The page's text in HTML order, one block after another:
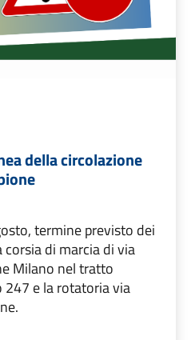
della circolazione
termine previsto dei
di marcia di via
Milano nel tratto
247 e la rotatoria via